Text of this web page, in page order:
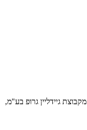
אני מאשר/ת לקבל מחברת MyBusiness מקבוצת גיידליין גרופ בע"מ,